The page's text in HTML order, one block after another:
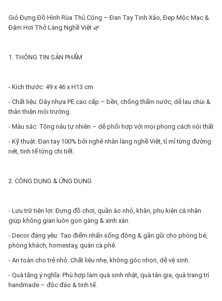
Giỏ Đựng Đồ Hình Rùa Thủ Công – Đan Tay Tinh Xảo, Đẹp Mộc Mạc &
Đậm Hơi Thở Làng Nghề Việt 🌿
1. THÔNG TIN SẢN PHẨM
- Kích thước: 49 x 46 x H13 cm
- Chất liệu: Dây nhựa PE cao cấp – bền, chống thấm nước, dễ lau chùi &
thân thiện môi trường.
- Màu sắc: Tông nâu tự nhiên – dễ phối hợp với mọi phong cách nội thất
- Kỹ thuật: Đan tay 100% bởi nghệ nhân làng nghề Việt, tỉ mỉ từng đường
nét, tinh tế từng chi tiết.
2. CÔNG DỤNG & ỨNG DỤNG
- Lưu trữ tiện lợi: Đựng đồ chơi, quần áo nhỏ, khăn, phụ kiện cá nhân
giúp không gian luôn gọn gàng & xinh xắn.
- Decor đáng yêu: Tạo điểm nhấn sống động & gần gũi cho phòng bé,
phòng khách, homestay, quán cà phê.
- An toàn cho trẻ nhỏ: Chất liệu nhẹ, không góc nhọn, dễ vệ sinh.
- Quà tặng ý nghĩa: Phù hợp làm quà sinh nhật, quà tân gia, quà trang trí
handmade – độc đáo & tinh tế.